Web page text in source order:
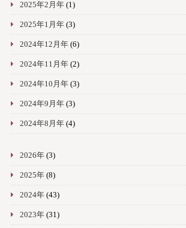
2025年2月年(1)
2025年1月年(3)
2024年12月年(6)
2024年11月年(2)
2024年10月年(3)
2024年9月年(3)
2024年8月年(4)
2026年(3)
2025年(8)
2024年(43)
2023年(31)